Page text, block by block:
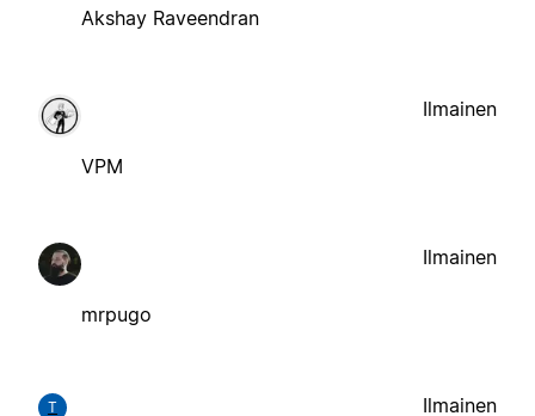
Akshay Raveendran
VPM
Ilmainen
mrpugo
Ilmainen
T Ilmainen